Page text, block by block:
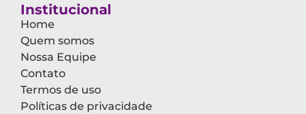
Institucional
Home
Quem somos
Nossa Equipe
Contato
Termos de uso
Políticas de privacidade